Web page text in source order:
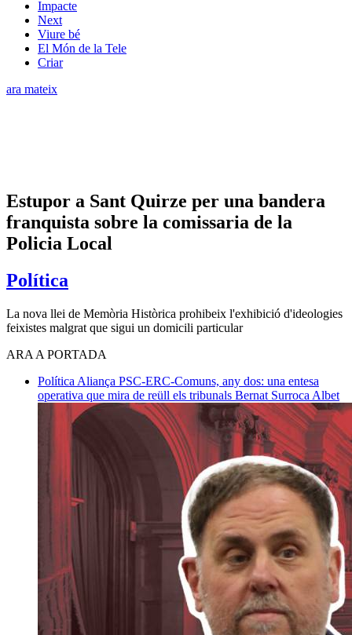
Impacte
Next
Viure bé
El Món de la Tele
Criar
ara mateix
Estupor a Sant Quirze per una bandera
franquista sobre la comissaria de la
Policia Local
Política
La nova llei de Memòria Històrica prohibeix l'exhibició d'ideologies
feixistes malgrat que sigui un domicili particular
ARA A PORTADA
Política Aliança PSC-ERC-Comuns, any dos: una entesa
operativa que mira de reüll els tribunals Bernat Surroca Albet